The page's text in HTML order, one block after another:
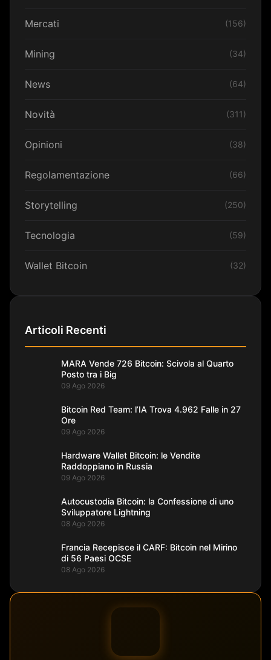
Mercati (156)
Mining (34)
News (64)
Novità (311)
Opinioni (38)
Regolamentazione (66)
Storytelling (250)
Tecnologia (59)
Wallet Bitcoin (32)
Articoli Recenti
MARA Vende 726 Bitcoin: Scivola al Quarto
Posto tra i Big
09 Ago 2026
Bitcoin Red Team: l’IA Trova 4.962 Falle in 27
Ore
09 Ago 2026
Hardware Wallet Bitcoin: le Vendite
Raddoppiano in Russia
09 Ago 2026
Autocustodia Bitcoin: la Confessione di uno
Sviluppatore Lightning
08 Ago 2026
Francia Recepisce il CARF: Bitcoin nel Mirino
di 56 Paesi OCSE
08 Ago 2026